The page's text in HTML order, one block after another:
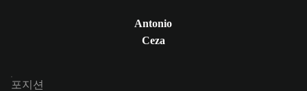
Antonio
Ceza
포지션